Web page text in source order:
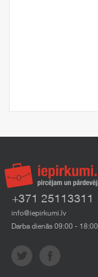
+371 25113311
info@iepirkumi.lv
Darba dienās 09:00 - 18:00